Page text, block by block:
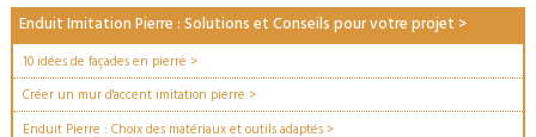
Enduit Imitation Pierre : Solutions et Conseils pour votre projet >
10 idées de façades en pierre >
Créer un mur d'accent imitation pierre >
Enduit Pierre : Choix des matériaux et outils adaptés >